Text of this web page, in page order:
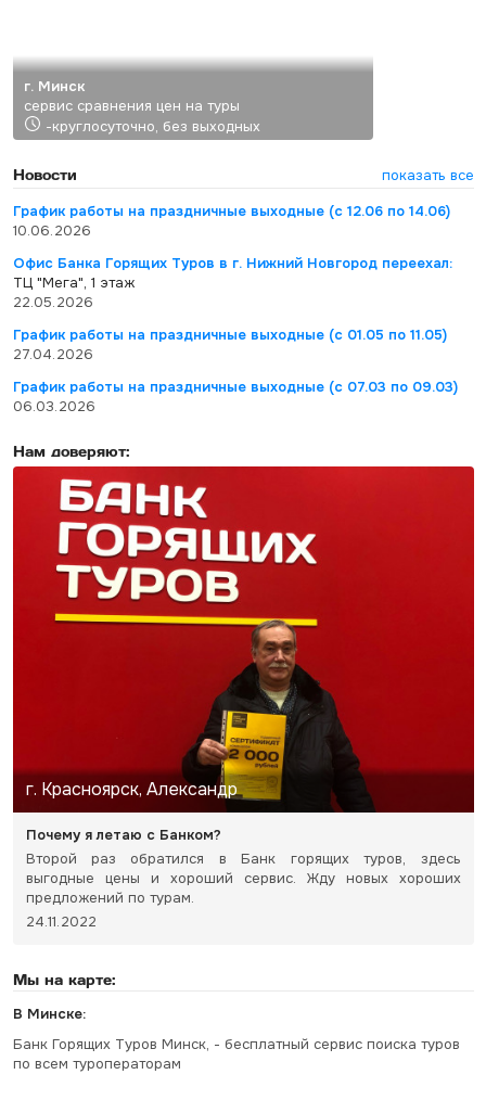
г. Минск
сервис сравнения цен на туры
-круглосуточно, без выходных
Новости
показать все
График работы на праздничные выходные (с 12.06 по 14.06)
10.06.2026
Офис Банка Горящих Туров в г. Нижний Новгород переехал:
ТЦ "Мега", 1 этаж
22.05.2026
График работы на праздничные выходные (с 01.05 по 11.05)
27.04.2026
График работы на праздничные выходные (с 07.03 по 09.03)
06.03.2026
Нам доверяют:
г. Красноярск, Александр
Почему я летаю с Банком?
Второй раз обратился в Банк горящих туров, здесь
выгодные цены и хороший сервис. Жду новых хороших
предложений по турам.
24.11.2022
Мы на карте:
В Минске:
Банк Горящих Туров Минск, - бесплатный сервис поиска туров
по всем туроператорам